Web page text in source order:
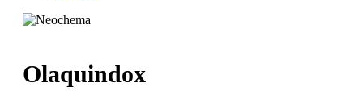
Olaquindox